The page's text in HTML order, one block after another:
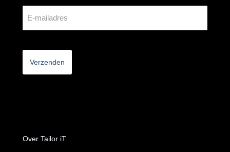
Over Tailor iT